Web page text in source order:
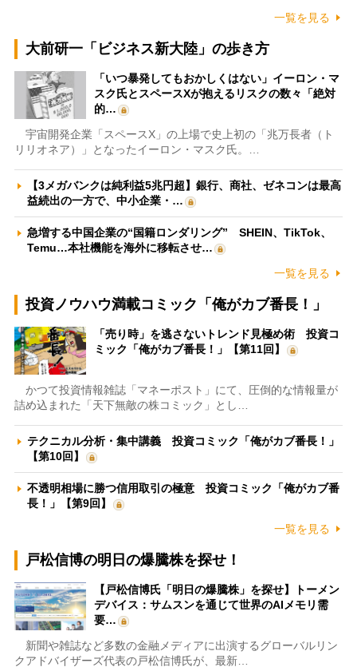
一覧を見る
大前研一「ビジネス新大陸」の歩き方
「いつ暴発してもおかしくはない」イーロン・マ
スク氏とスペースXが抱えるリスクの数々「絶対
的…
宇宙開発企業「スペースX」の上場で史上初の「兆万長者（ト
リリオネア）」となったイーロン・マスク氏。…
【3メガバンクは純利益5兆円超】銀行、商社、ゼネコンは最高
益続出の一方で、中小企業・…
急増する中国企業の“国籍ロンダリング” SHEIN、TikTok、
Temu…本社機能を海外に移転させ…
一覧を見る
投資ノウハウ満載コミック「俺がカブ番長！」
「売り時」を逃さないトレンド見極め術 投資コ
ミック「俺がカブ番長！」【第11回】
かつて投資情報雑誌「マネーポスト」にて、圧倒的な情報量が
詰め込まれた「天下無敵の株コミック」とし…
テクニカル分析・集中講義 投資コミック「俺がカブ番長！」
【第10回】
不透明相場に勝つ信用取引の極意 投資コミック「俺がカブ番
長！」【第9回】
一覧を見る
戸松信博の明日の爆騰株を探せ！
【戸松信博氏「明日の爆騰株」を探せ】トーメン
デバイス：サムスンを通じて世界のAIメモリ需
要…
新聞や雑誌など多数の金融メディアに出演するグローバルリン
クアドバイザーズ代表の戸松信博氏が、最新…